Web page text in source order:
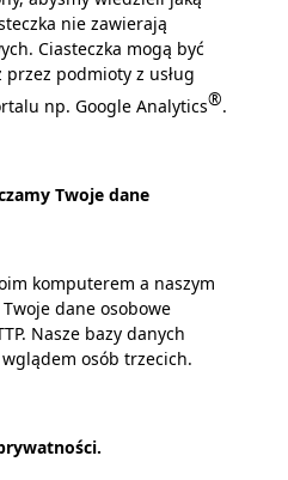
nie zawierają
Ciasteczka mogą być
podmioty z usług
np. Google Analytics®.
Twoje dane
komputerem a naszym
dane osobowe
Nasze bazy danych
osób trzecich.